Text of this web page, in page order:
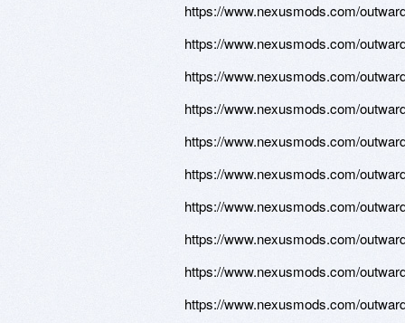
https://www.nexusmods.com/
https://www.nexusmods.com/
https://www.nexusmods.com/
https://www.nexusmods.com/
https://www.nexusmods.com/
https://www.nexusmods.com/
https://www.nexusmods.com/
https://www.nexusmods.com/
https://www.nexusmods.com/
https://www.nexusmods.com/